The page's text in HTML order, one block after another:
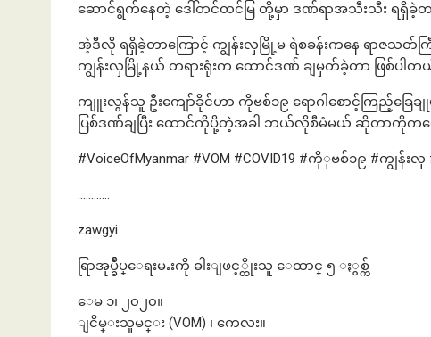
ဆောင်ရွက်နေတဲ့ ဒေါ်တင်တင်မြ တို့မှာ ဒဏ်ရာအသီးသီး ရရှိခဲ့တ
အဲ့ဒီလို ရရှိခဲ့တာကြောင့် ကျွန်းလှမြို့မ ရဲစခန်းကနေ ရာဇသတ်ကြီ
ကျွန်းလှမြို့နယ် တရားရုံးက ထောင်ဒဏ် ချမှတ်ခဲ့တာ ဖြစ်ပါတ
ကျူးလွန်သူ ဦးကျော်ခိုင်ဟာ ကိုဗစ်၁၉ ရောဂါစောင့်ကြည့်ခြေ
ပြစ်ဒဏ်ချပြီး ထောင်ကိုပို့တဲ့အခါ ဘယ်လိုစီမံမယ် ဆိုတာကိုကတ
#VoiceOfMyanmar #VOM #COVID19 #ကိုှဗစ်၁၉ #ကျွန်း
…………
zawgyi
ရြာအုပ္ခ်ဳပ္ေရးမႉးကို ဓါးျဖင့္ထိုးသူ ေထာင္ ၅ ႏွစ္က်
ေမ ၁၊ ၂၀၂၀။
ျငိမ္းသူမင္း (VOM) ၊ ကေလး။